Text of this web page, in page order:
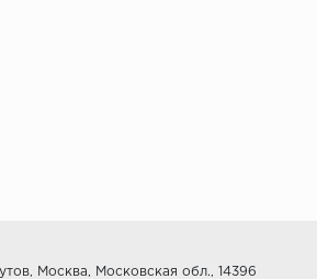
Москва, Московская обл., 14396